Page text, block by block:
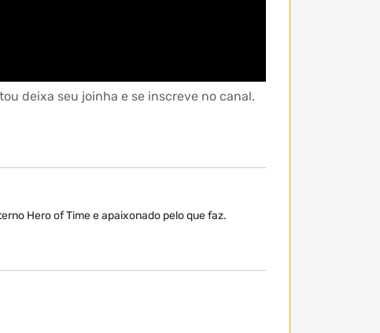
deixa seu joinha e se inscreve no canal.
Hero of Time e apaixonado pelo que faz.